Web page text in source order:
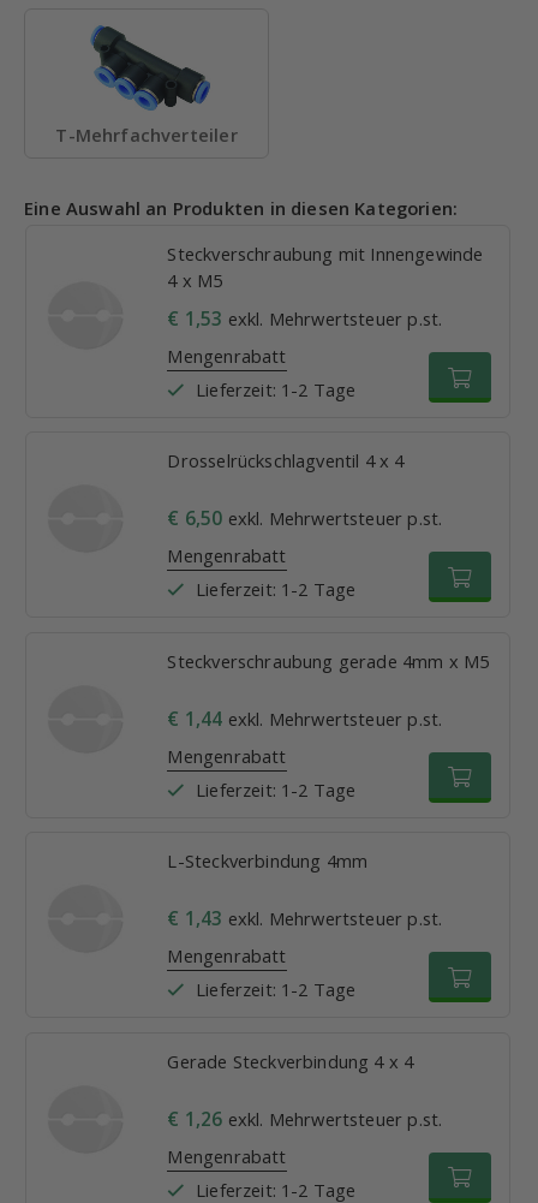
T-Mehrfachverteiler
Eine Auswahl an Produkten in diesen Kategorien:
Steckverschraubung mit Innengewinde
4 x M5
€ 1,53 exkl. Mehrwertsteuer p.st.
Mengenrabatt
Lieferzeit: 1-2 Tage
Drosselrückschlagventil 4 x 4
€ 6,50 exkl. Mehrwertsteuer p.st.
Mengenrabatt
Lieferzeit: 1-2 Tage
Steckverschraubung gerade 4mm x M5
€ 1,44 exkl. Mehrwertsteuer p.st.
Mengenrabatt
Lieferzeit: 1-2 Tage
L-Steckverbindung 4mm
€ 1,43 exkl. Mehrwertsteuer p.st.
Mengenrabatt
Lieferzeit: 1-2 Tage
Gerade Steckverbindung 4 x 4
€ 1,26 exkl. Mehrwertsteuer p.st.
Mengenrabatt
Lieferzeit: 1-2 Tage